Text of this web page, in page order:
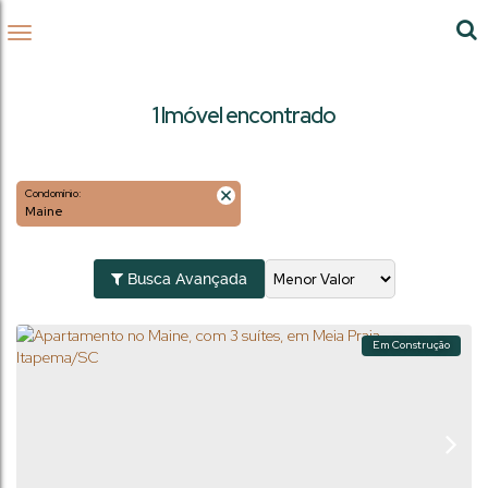
1 Imóvel encontrado
Condomínio:
Maine
Busca Avançada
Em Construção